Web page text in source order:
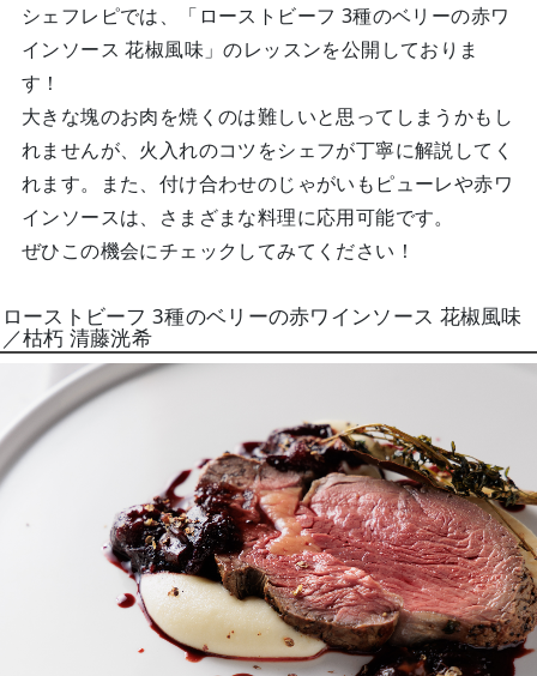
シェフレピでは、「ローストビーフ 3種のベリーの赤ワ
インソース 花椒風味」のレッスンを公開しておりま
す！
大きな塊のお肉を焼くのは難しいと思ってしまうかもし
れませんが、火入れのコツをシェフが丁寧に解説してく
れます。また、付け合わせのじゃがいもピューレや赤ワ
インソースは、さまざまな料理に応用可能です。
ぜひこの機会にチェックしてみてください！
ローストビーフ 3種のベリーの赤ワインソース 花椒風味
／枯朽 清藤洸希